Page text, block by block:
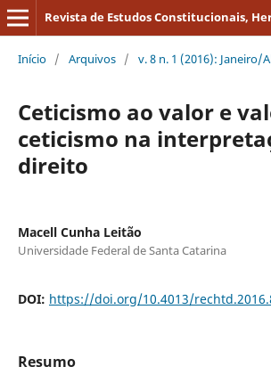
Início / Arquivos / v. 8 n. 1 (2016): Janeiro/
Ceticismo ao valor e
ceticismo na
direito
Macell Cunha Leitão
Universidade Federal de Santa Catarina
DOI: https://doi.org/10.4013/
Resumo